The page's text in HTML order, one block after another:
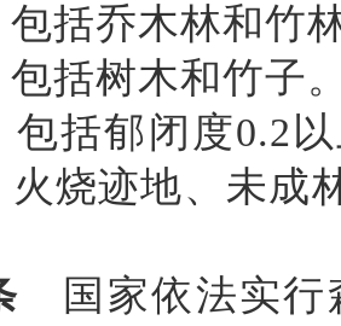
乔木林和竹
括树木和竹子
括郁闭度0.2
火烧迹地、未成
国家依法实行